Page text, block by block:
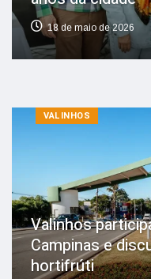
18 de maio de 2026
VALINHOS
Valinhos
Campinas e
hortifrúti